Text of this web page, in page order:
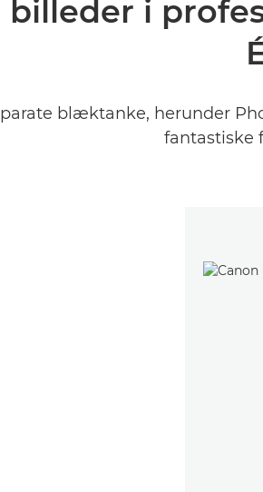
billeder i
blæktanke, herunder
fantastiske